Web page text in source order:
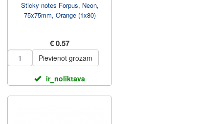
Sticky notes Forpus, Neon,
75x75mm, Orange (1x80)
€ 0.57
Pievienot grozam
ir_noliktava